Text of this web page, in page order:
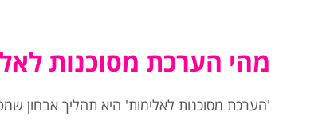
מהי הערכת מסוכנות
'הערכת מסוכנות לאלימות' היא תהליך אבחון